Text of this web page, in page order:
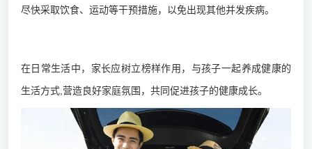
尽快采取饮食、运动等干预措施，以免出现其他并发疾病。
在日常生活中，家长应树立榜样作用，与孩子一起养成健康的
生活方式,营造良好家庭氛围，共同促进孩子的健康成长。